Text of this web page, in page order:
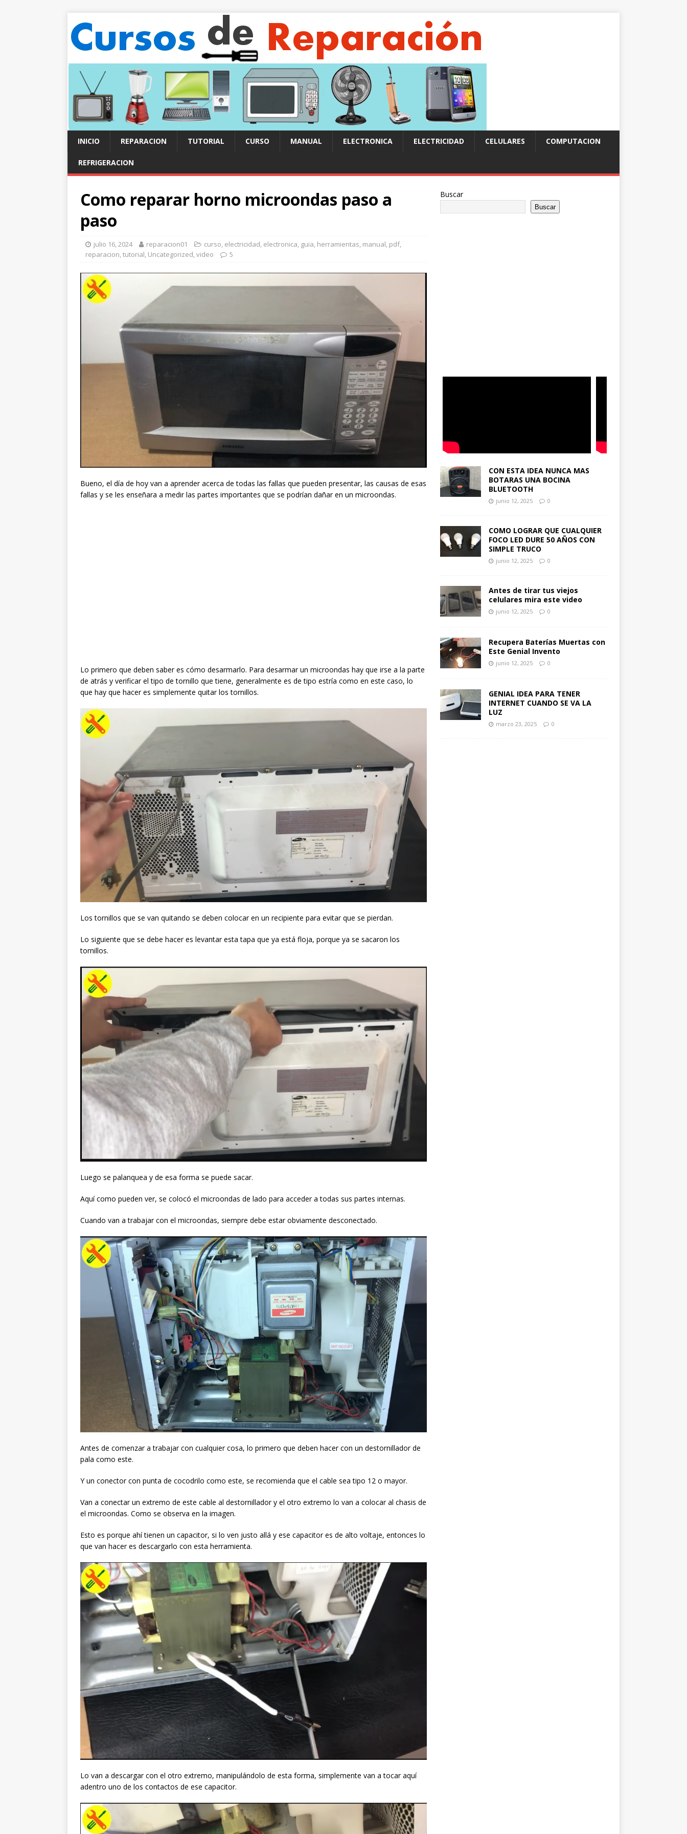
INICIO REPARACION TUTORIAL CURSO MANUAL ELECTRONICA ELECTRICIDAD CELULARES COMPUTACION
REFRIGERACION
Como reparar horno microondas paso a
paso
julio 16, 2024 reparacion01 curso, electricidad, electronica, guia, herramientas, manual, pdf,
reparacion,tutorial, Uncategorized,video 5
Bueno, el día de hoy van a aprender acerca de todas las fallas que pueden presentar, las causas de esas
fallas y se les enseñara a medir las partes importantes que se podrían dañar en un microondas.
Lo primero que deben saber es cómo desarmarlo. Para desarmar un microondas hay que irse a la parte
de atrás y verificar el tipo de tornillo que tiene, generalmente es de tipo estría como en este caso, lo
que hay que hacer es simplemente quitar los tornillos.
Los tornillos que se van quitando se deben colocar en un recipiente para evitar que se pierdan.
Lo siguiente que se debe hacer es levantar esta tapa que ya está floja, porque ya se sacaron los
tornillos.
Luego se palanquea y de esa forma se puede sacar.
Aquí como pueden ver, se colocó el microondas de lado para acceder a todas sus partes internas.
Cuando van a trabajar con el microondas, siempre debe estar obviamente desconectado.
Antes de comenzar a trabajar con cualquier cosa, lo primero que deben hacer con un destornillador de
pala como este.
Y un conector con punta de cocodrilo como este, se recomienda que el cable sea tipo 12 o mayor.
Van a conectar un extremo de este cable al destornillador y el otro extremo lo van a colocar al chasis de
el microondas. Como se observa en la imagen.
Esto es porque ahí tienen un capacitor, si lo ven justo allá y ese capacitor es de alto voltaje, entonces lo
que van hacer es descargarlo con esta herramienta.
Lo van a descargar con el otro extremo, manipulándolo de esta forma, simplemente van a tocar aquí
adentro uno de los contactos de ese capacitor.
Buscar
Buscar
CON ESTA IDEA NUNCA MAS
BOTARAS UNA BOCINA
BLUETOOTH
junio 12, 2025 0
COMO LOGRAR QUE CUALQUIER
FOCO LED DURE 50 AÑOS CON
SIMPLE TRUCO
junio 12, 2025 0
Antes de tirar tus viejos
celulares mira este video
junio 12, 2025 0
Recupera Baterías Muertas con
Este Genial Invento
junio 12, 2025 0
GENIAL IDEA PARA TENER
INTERNET CUANDO SE VA LA
LUZ
marzo 23, 2025 0